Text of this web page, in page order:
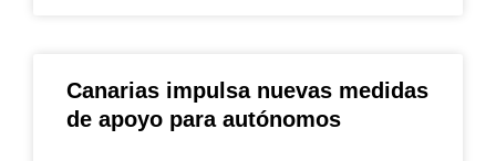
Canarias impulsa nuevas medidas
de apoyo para autónomos